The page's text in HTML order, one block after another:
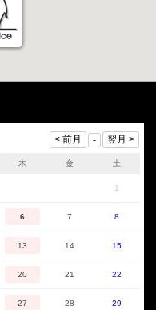
木 金 土
1
6 7 8
13 14 15
20 21 22
27 28 29